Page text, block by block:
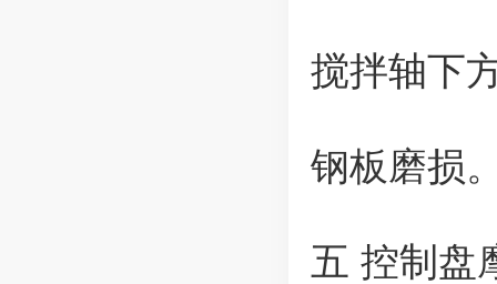
搅拌轴下
钢板磨损
五 控制盘